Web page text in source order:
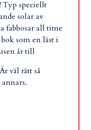
Typ speciellt
solar av
fabbosar all time
som en läst i
år till
väl rätt så